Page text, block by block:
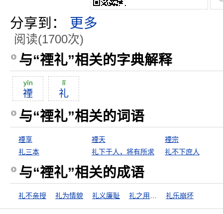
分享到： 更多
阅读(1700次)
与“禋礼”相关的字典解释
yīn
禋
lĭ
礼
与“禋礼”相关的词语
禋享 禋天
禋宗
礼三本
礼下于人，将有所求 礼不下庶人
与“禋礼”相关的成语
礼不亲授 礼为情貌 礼义廉耻 礼乐崩坏